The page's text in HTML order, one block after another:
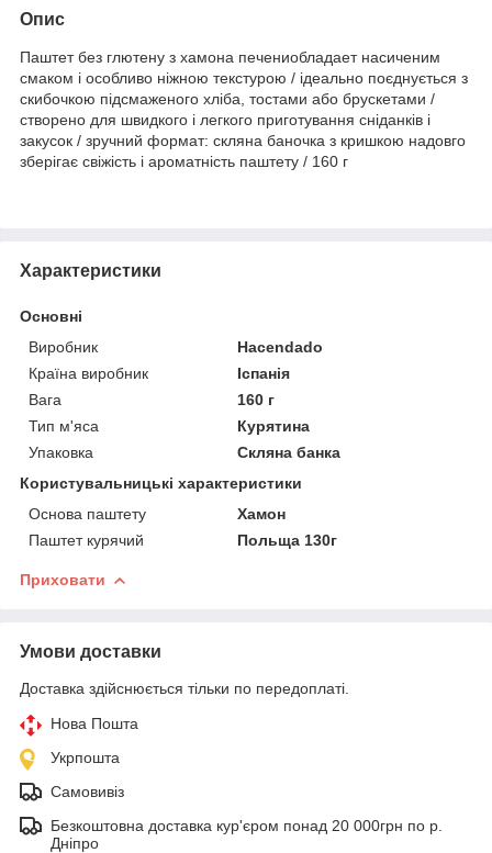
Опис
Паштет без глютену з хамона печениобладает насиченим
смаком і особливо ніжною текстурою / ідеально поєднується з
скибочкою підсмаженого хліба, тостами або брускетами /
створено для швидкого і легкого приготування сніданків і
закусок / зручний формат: скляна баночка з кришкою надовго
зберігає свіжість і ароматність паштету / 160 г
Характеристики
Основні
Виробник
Hacendado
Країна виробник
Іспанія
Вага
160 г
Тип м'яса
Курятина
Упаковка
Скляна банка
Користувальницькі характеристики
Основа паштету
Хамон
Паштет курячий
Польща 130г
Приховати
Умови доставки
Доставка здійснюється тільки по передоплаті.
Нова Пошта
Укрпошта
Самовивіз
Безкоштовна доставка кур'єром понад 20 000грн по р.
Дніпро